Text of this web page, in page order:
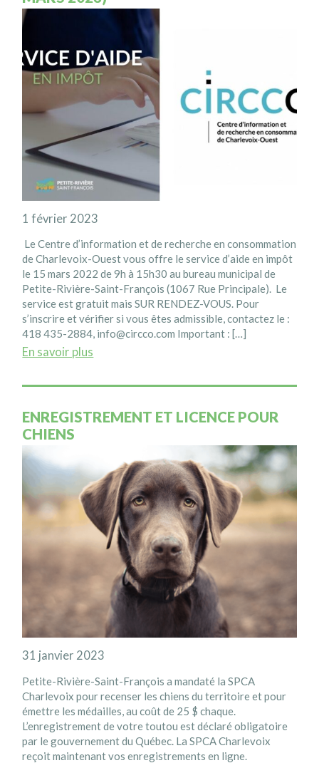
1 février 2023
Le Centre d’information et de recherche en consommation
de Charlevoix-Ouest vous offre le service d’aide en impôt
le 15 mars 2022 de 9h à 15h30 au bureau municipal de
Petite-Rivière-Saint-François (1067 Rue Principale). Le
service est gratuit mais SUR RENDEZ-VOUS. Pour
s’inscrire et vérifier si vous êtes admissible, contactez le :
418 435-2884, info@circco.com Important : […]
En savoir plus
ENREGISTREMENT ET LICENCE POUR
CHIENS
31 janvier 2023
Petite-Rivière-Saint-François a mandaté la SPCA
Charlevoix pour recenser les chiens du territoire et pour
émettre les médailles, au coût de 25 $ chaque.
L’enregistrement de votre toutou est déclaré obligatoire
par le gouvernement du Québec. La SPCA Charlevoix
reçoit maintenant vos enregistrements en ligne.